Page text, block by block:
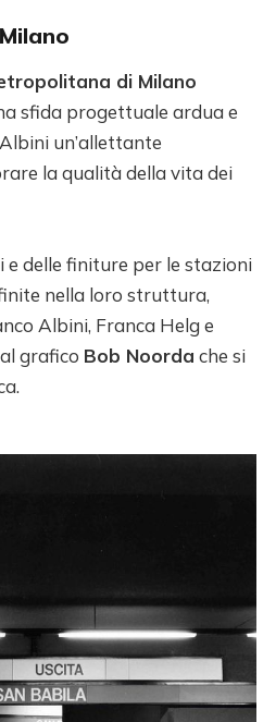
di Milano
sfida progettuale ardua e
un’allettante
la qualità della vita dei
delle finiture per le stazioni
nella loro struttura,
Albini, Franca Helg e
grafico Bob Noorda che si